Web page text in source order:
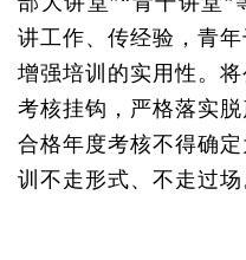
讲工作、传经验，青
增强培训的实用性。
考核挂钩，严格落实
合格年度考核不得确
训不走形式、不走过场